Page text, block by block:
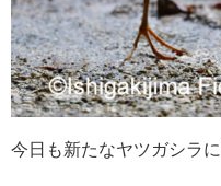
今日も新たなヤツガシラ